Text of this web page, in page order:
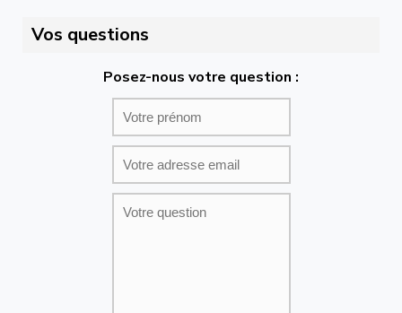
Vos questions
Posez-nous votre question :